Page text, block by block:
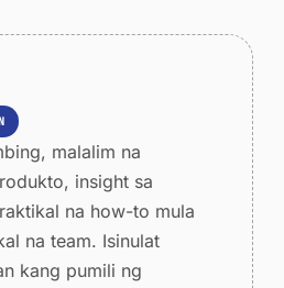
malalim na
insight sa
na how-to mula
na team. Isinulat
kang pumili ng